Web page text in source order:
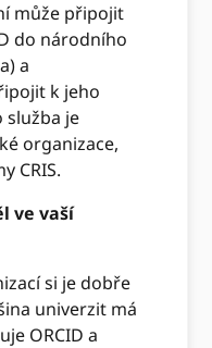
může připojit
do národního
a
k jeho
služba je
organizace,
CRIS.
ve vaší
si je dobře
univerzit má
ORCID a